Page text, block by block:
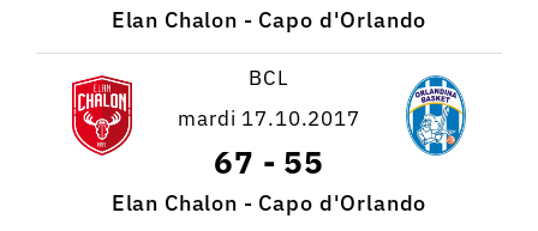
Elan Chalon - Capo d'Orlando
BCL
mardi 17.10.2017
67 - 55
Elan Chalon - Capo d'Orlando